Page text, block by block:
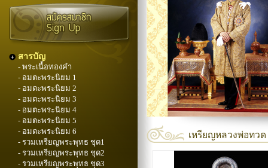
สารบัญ
- พระเนื้อทองคำ
- อมตะพระนิยม 1
- อมตะพระนิยม 2
- อมตะพระนิยม 3
- อมตะพระนิยม 4
- อมตะพระนิยม 5
- อมตะพระนิยม 6
- รวมเหรียญพระพุทธ ชุด1
- รวมเหรียญพระพุทธ ชุด2
- รวมเหรียญพระพุทธ ชุด3
เหรียญหลวงพ่อทว